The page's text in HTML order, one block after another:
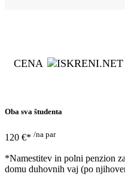
CENA
Oba sva študenta
120 €* /na par
*Namestitev in polni penzion
domu duhovnih vaj (po